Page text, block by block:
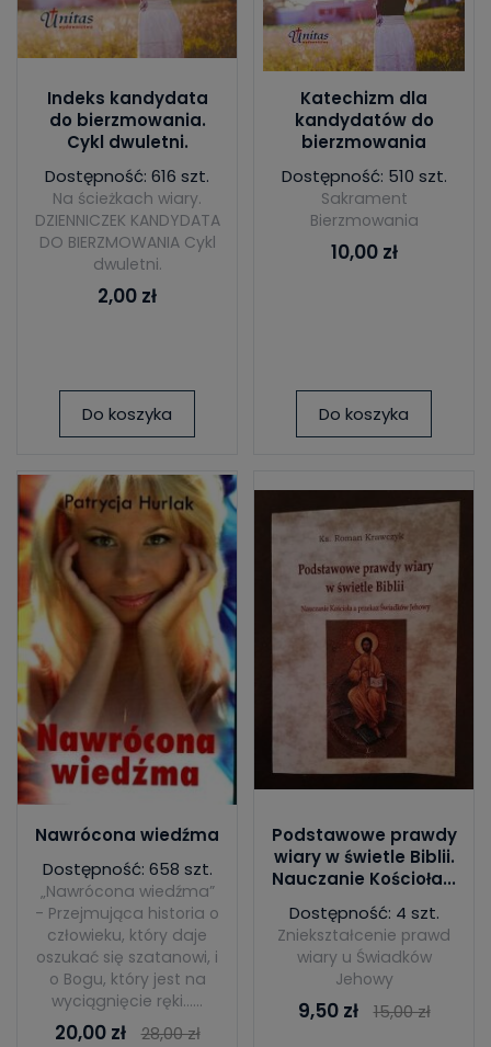
Indeks kandydata
do bierzmowania.
Cykl dwuletni.
Dostępność: 616 szt.
Na ścieżkach wiary.
DZIENNICZEK KANDYDATA
DO BIERZMOWANIA Cykl
dwuletni.
2,00 zł
Do koszyka
Katechizm dla
kandydatów do
bierzmowania
Dostępność: 510 szt.
Sakrament
Bierzmowania
10,00 zł
Do koszyka
Nawrócona wiedźma
Dostępność: 658 szt.
„Nawrócona wiedźma”
- Przejmująca historia o
człowieku, który daje
oszukać się szatanowi, i
o Bogu, który jest na
wyciągnięcie ręki…...
20,00 zł 28,00 zł
Podstawowe prawdy
wiary w świetle Biblii.
Nauczanie Kościoła...
Dostępność: 4 szt.
Zniekształcenie prawd
wiary u Świadków
Jehowy
9,50 zł 15,00 zł